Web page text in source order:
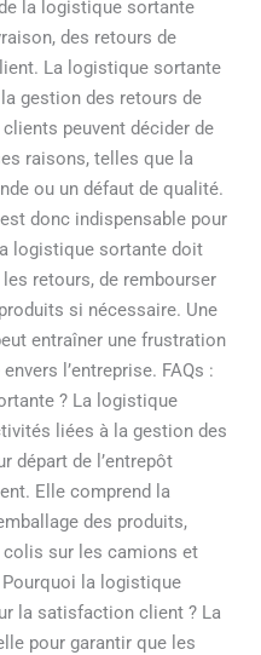
la logistique sortante
des retours de
La logistique sortante
gestion des retours de
peuvent décider de
raisons, telles que la
ou un défaut de qualité.
donc indispensable pour
logistique sortante doit
retours, de rembourser
si nécessaire. Une
entraîner une frustration
l’entreprise. FAQs :
? La logistique
liées à la gestion des
départ de l’entrepôt
Elle comprend la
des produits,
colis sur les camions et
Pourquoi la logistique
la satisfaction client ? La
pour garantir que les